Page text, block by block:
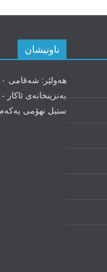
ناونیشان
بەنزینخانەی ئاکار
ستیل نهۆمی یەکەم